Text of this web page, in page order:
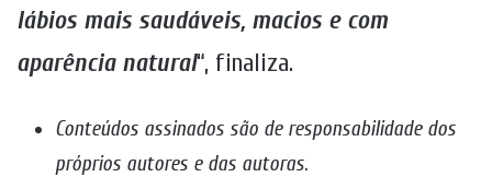
lábios mais saudáveis, macios e com
aparência natural“, finaliza.
Conteúdos assinados são de responsabilidade dos
próprios autores e das autoras.